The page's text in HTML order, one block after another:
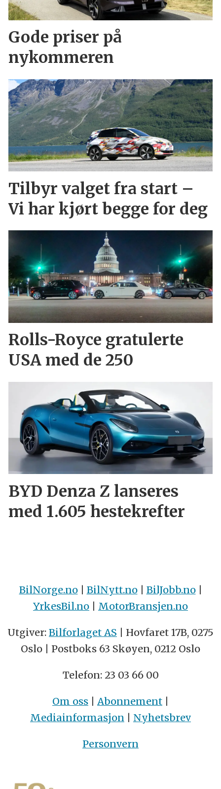
Gode priser på
nykommeren
Tilbyr valget fra start –
Vi har kjørt begge for deg
Rolls-Royce gratulerte
USA med de 250
BYD Denza Z lanseres
med 1.605 hestekrefter
BilNorge.no| BilNytt.no| BilJobb.no|
YrkesBil.no | MotorBransjen.no
Utgiver: Bilforlaget AS | Hovfaret 17B, 0275
Oslo | Postboks 63 Skøyen, 0212 Oslo
Telefon: 23 03 66 00
Om oss | Abonnement |
Mediainformasjon | Nyhetsbrev
Personvern